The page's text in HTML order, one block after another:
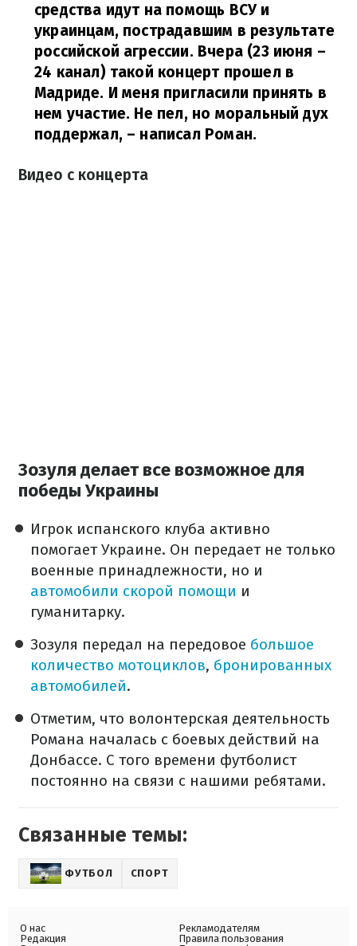
средства идут на помощь ВСУ и
украинцам, пострадавшим в результате
российской агрессии. Вчера (23 июня –
24 канал) такой концерт прошел в
Мадриде. И меня пригласили принять в
нем участие. Не пел, но моральный дух
поддержал, – написал Роман.
Видео с концерта
Зозуля делает все возможное для
победы Украины
Игрок испанского клуба активно
помогает Украине. Он передает не только
военные принадлежности, но и
автомобили скорой помощи и
гуманитарку.
Зозуля передал на передовое большое
количество мотоциклов, бронированных
автомобилей.
Отметим, что волонтерская деятельность
Романа началась с боевых действий на
Донбассе. С того времени футболист
постоянно на связи с нашими ребятами.
Связанные темы:
ФУТБОЛ СПОРТ
О нас
Редакция
Рекламодателям
Правила пользования